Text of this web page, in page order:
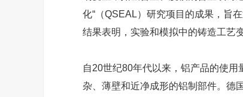
化“（QSEAL）研究项目的成果，旨
结果表明，实验和模拟中的铸造工艺
自20世纪80年代以来，铝产品的使
杂、薄壁和近净成形的铝制部件。德